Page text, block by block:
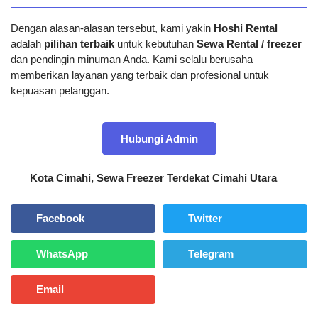
Dengan alasan-alasan tersebut, kami yakin Hoshi Rental
adalah pilihan terbaik untuk kebutuhan Sewa Rental / freezer
dan pendingin minuman Anda. Kami selalu berusaha
memberikan layanan yang terbaik dan profesional untuk
kepuasan pelanggan.
Hubungi Admin
Kota Cimahi, Sewa Freezer Terdekat Cimahi Utara
Facebook Twitter
WhatsApp Telegram
Email